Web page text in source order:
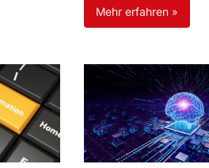
Mehr erfahren »